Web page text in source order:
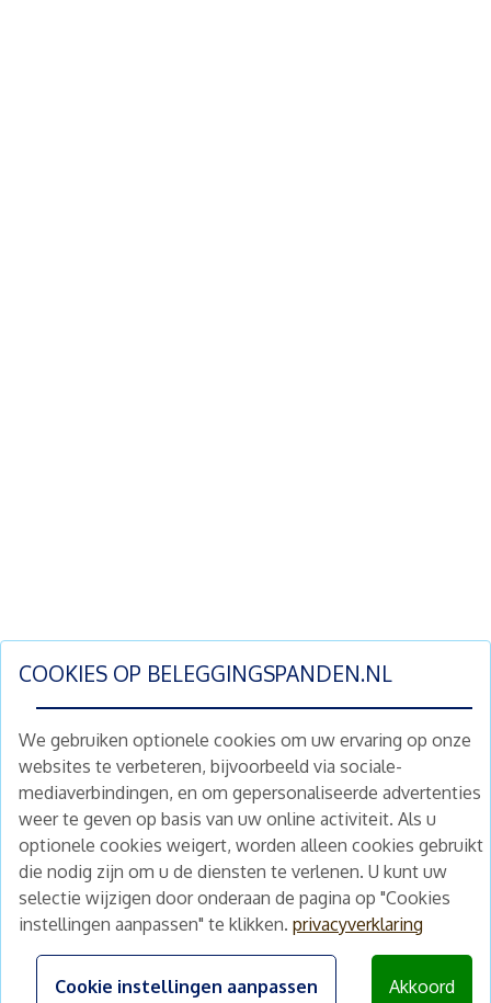
COOKIES OP BELEGGINGSPANDEN.NL
We gebruiken optionele cookies om uw ervaring op onze
websites te verbeteren, bijvoorbeeld via sociale-
mediaverbindingen, en om gepersonaliseerde advertenties
weer te geven op basis van uw online activiteit. Als u
optionele cookies weigert, worden alleen cookies gebruikt
die nodig zijn om u de diensten te verlenen. U kunt uw
selectie wijzigen door onderaan de pagina op "Cookies
instellingen aanpassen" te klikken. privacyverklaring
Cookie instellingen aanpassen Akkoord
Schrijf je nu in en ontvang wekelijks ons
nieuwe aanbod vastgoedbeleggingen.
Nieuwsbrief Abonneren
Home
Te koop
Nieuws
Schimmelstraat 5H
1053 TA Amsterdam
+31 (0) 30 225 31 12